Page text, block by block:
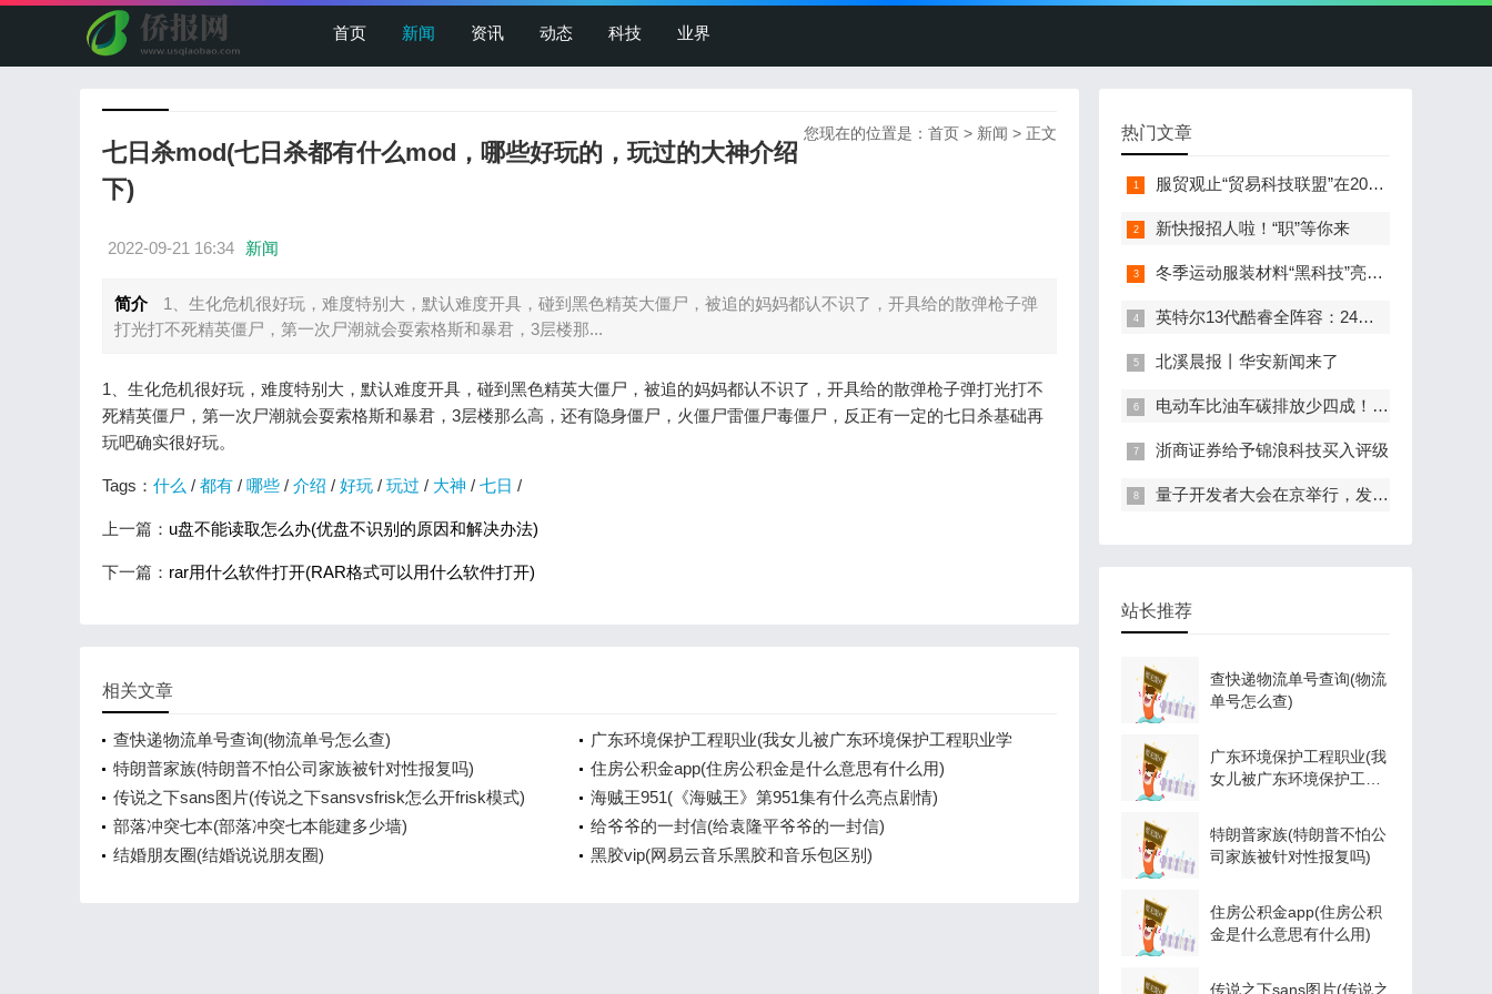
首页 新闻 资讯 动态 科技 业界
您现在的位置是： 首页 > 新闻 > 正文
七日杀mod(七日杀都有什么mod，哪些好玩的，玩过的大神介绍
下)
2022-09-21 16:34 新闻
简介
1、生化危机很好玩，难度特别大，默认难度开具，碰到黑色精英大僵尸，被追的妈妈都认不识了，开具给的散弹枪子弹
打光打不死精英僵尸，第一次尸潮就会耍索格斯和暴君，3层楼那...
1、生化危机很好玩，难度特别大，默认难度开具，碰到黑色精英大僵尸，被追的妈妈都认不识了，开具给的散弹枪子弹打光打不
死精英僵尸，第一次尸潮就会耍索格斯和暴君，3层楼那么高，还有隐身僵尸，火僵尸雷僵尸毒僵尸，反正有一定的七日杀基础再
玩吧确实很好玩。
Tags： 什么 / 都有 / 哪些 / 介绍 / 好玩 / 玩过 / 大神 / 七日 /
上一篇： u盘不能读取怎么办(优盘不识别的原因和解决办法)
下一篇： rar用什么软件打开(RAR格式可以用什么软件打开)
相关文章
查快递物流单号查询(物流单号怎么查)
广东环境保护工程职业(我女儿被广东环境保护工程职业学
院资源
特朗普家族(特朗普不怕公司家族被针对性报复吗)
住房公积金app(住房公积金是什么意思有什么用)
传说之下sans图片(传说之下sansvsfrisk怎么开frisk模式)
海贼王951(《海贼王》第951集有什么亮点剧情)
部落冲突七本(部落冲突七本能建多少墙)
给爷爷的一封信(给袁隆平爷爷的一封信)
结婚朋友圈(结婚说说朋友圈)
黑胶vip(网易云音乐黑胶和音乐包区别)
热门文章
服贸观止“贸易科技联盟”在2022服贸会启动
新快报招人啦！“职”等你来
冬季运动服装材料“黑科技”亮相服贸会
英特尔13代酷睿全阵容：24核i9-13900K最高5.8GHz
北溪晨报丨华安新闻来了
电动车比油车碳排放少四成！能链智电助推新能源汽车普及
浙商证券给予锦浪科技买入评级
量子开发者大会在京举行，发布全球首个全平台量子软硬一体解
站长推荐
查快递物流单号查询(物流
单号怎么查)
广东环境保护工程职业(我
女儿被广东环境保护工程
特朗普家族(特朗普不怕公
司家族被针对性报复吗)
住房公积金app(住房公积
金是什么意思有什么用)
传说之下sans图片(传说之